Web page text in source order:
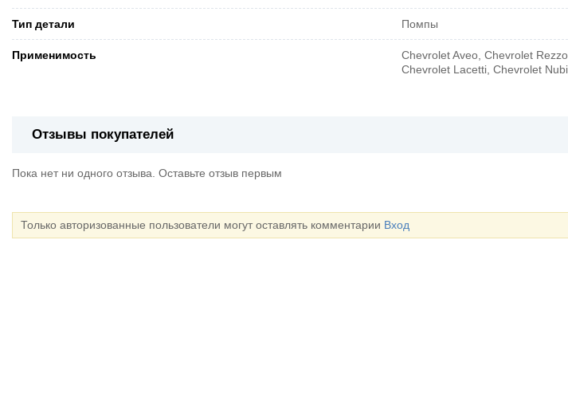
Тип детали Помпы
Применимость
Chevrolet Aveo, Chevrolet
Chevrolet Lacetti, Chevrolet
Отзывы покупателей
Пока нет ни одного отзыва. Оставьте отзыв первым
Только авторизованные пользователи могут оставлять комментарии Вход